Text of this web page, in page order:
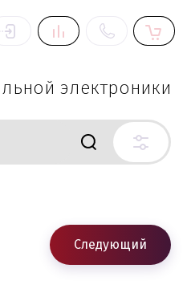
электроники
Следующий